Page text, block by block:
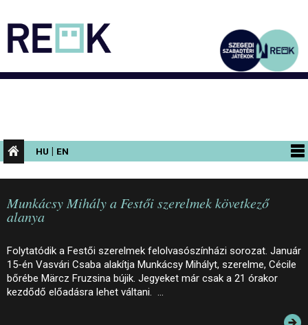
HU | EN
PROGRAMOK
KIÁLLÍTÁSOK
INFORMÁCIÓK
KONFERENCIA
Munkácsy Mihály a Festői szerelmek következő
alanya
Folytatódik a Festői szerelmek felolvasószínházi sorozat. Január
15-én Vasvári Csaba alakítja Munkácsy Mihályt, szerelme, Cécile
bőrébe Märcz Fruzsina bújik. Jegyeket már csak a 21 órakor
kezdődő előadásra lehet váltani. …